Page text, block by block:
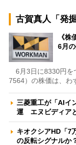
古賀真人「発
《
6月
6月3日に8330円を
7564）の株価は、わ
三菱重工が「AIイ
運 エヌビディア
キオクシアHD「7
の反転シグナル